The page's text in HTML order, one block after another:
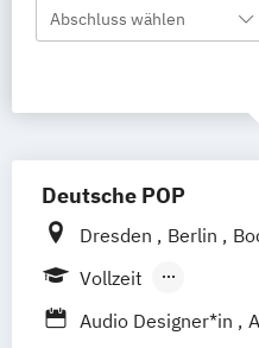
Abschluss wählen
Deutsche POP
Dresden Berlin
Frankfurt am Main
Stuttgart
Vollzeit
Berufsbegleitendes
Audio Designer*in